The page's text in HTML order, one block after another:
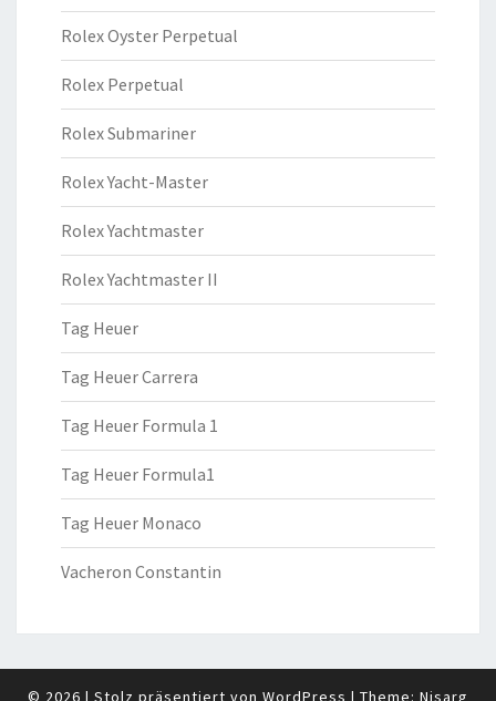
Rolex Oyster Perpetual
Rolex Perpetual
Rolex Submariner
Rolex Yacht-Master
Rolex Yachtmaster
Rolex Yachtmaster II
Tag Heuer
Tag Heuer Carrera
Tag Heuer Formula 1
Tag Heuer Formula1
Tag Heuer Monaco
Vacheron Constantin
© 2026 | Stolz präsentiert von WordPress | Theme: Nisarg